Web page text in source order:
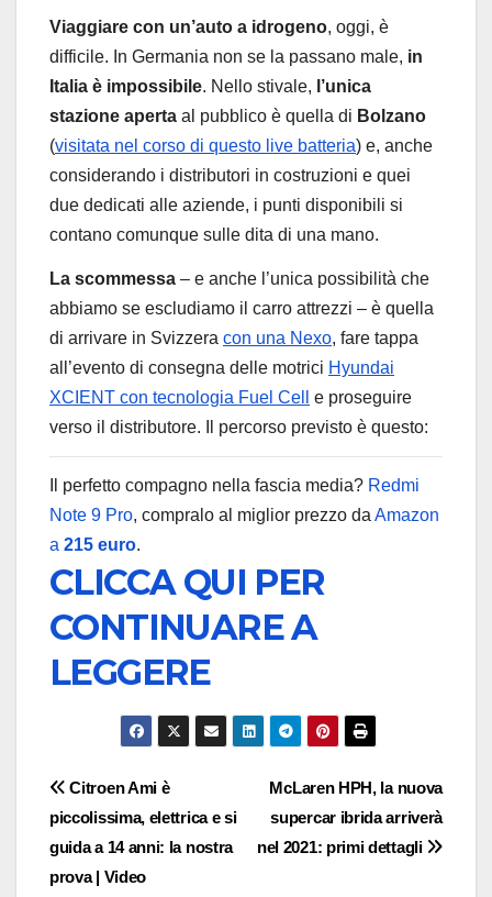
Viaggiare con un’auto a idrogeno, oggi, è
difficile. In Germania non se la passano male, in
Italia è impossibile. Nello stivale, l’unica
stazione aperta al pubblico è quella di Bolzano
(visitata nel corso di questo live batteria) e, anche
considerando i distributori in costruzioni e quei
due dedicati alle aziende, i punti disponibili si
contano comunque sulle dita di una mano.
La scommessa – e anche l’unica possibilità che
abbiamo se escludiamo il carro attrezzi – è quella
di arrivare in Svizzera con una Nexo, fare tappa
all’evento di consegna delle motrici Hyundai
XCIENT con tecnologia Fuel Cell
e proseguire
verso il distributore. Il percorso previsto è questo:
Il perfetto compagno nella fascia media? Redmi
Note 9 Pro, compralo al miglior prezzo daAmazon
a 215 euro.
CLICCA QUI PER
CONTINUARE A
LEGGERE
Navigazione
articoli
McLaren HPH, la nuova
supercar ibrida arriverà
nel 2021: primi dettagli
Citroen Ami è
piccolissima, elettrica e si
guida a 14 anni: la nostra
prova | Video